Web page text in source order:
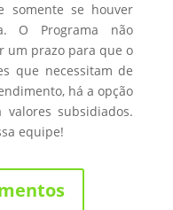
somente se houver
O Programa não
um prazo para que o
que necessitam de
há a opção
subsidiados.
equipe!